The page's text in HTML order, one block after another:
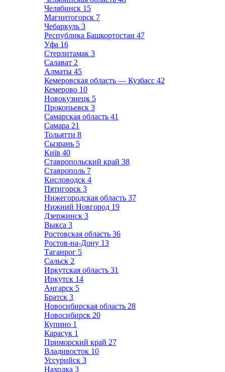
Челябинск 15
Магнитогорск 7
Чебаркуль 3
Республика Башкортостан 47
Уфа 16
Стерлитамак 3
Салават 2
Алматы 45
Кемеровская область — Кузбасс 42
Кемерово 10
Новокузнецк 5
Прокопьевск 3
Самарская область 41
Самара 21
Тольятти 8
Сызрань 5
Київ 40
Ставропольский край 38
Ставрополь 7
Кисловодск 4
Пятигорск 3
Нижегородская область 37
Нижний Новгород 19
Дзержинск 3
Выкса 3
Ростовская область 36
Ростов-на-Дону 13
Таганрог 5
Сальск 2
Иркутская область 31
Иркутск 14
Ангарск 5
Братск 3
Новосибирская область 28
Новосибирск 20
Купино 1
Карасук 1
Приморский край 27
Владивосток 10
Уссурийск 3
Находка 3